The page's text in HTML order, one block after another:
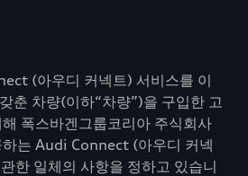
(아우디 커넥트) 서비스를 이
춘 차량(이하“차량”)을 구입한 고
폭스바겐그룹코리아 주식회사
는 Audi Connect (아우디 커넥
한 일체의 사항을 정하고 있습니